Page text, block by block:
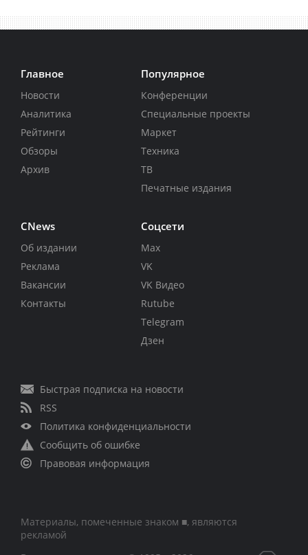
Главное
Новости
Аналитика
Рейтинги
Обзоры
Архив
Популярное
Конференции
Специальные проекты
Маркет
Техника
ТВ
Печатные издания
CNews
Об издании
Реклама
Вакансии
Контакты
Соцсети
Max
VK
VK Видео
Rutube
Telegram
Дзен
Быстрая подписка на новости
RSS
Политика конфиденциальности
Сообщить об ошибке
Правовая информация
Материалы, помеченные знаком ■, являются
рекламой